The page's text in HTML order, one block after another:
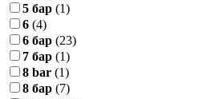
5 бар (1)
6 (4)
6 бар (23)
7 бар (1)
8 bar (1)
8 бар (7)